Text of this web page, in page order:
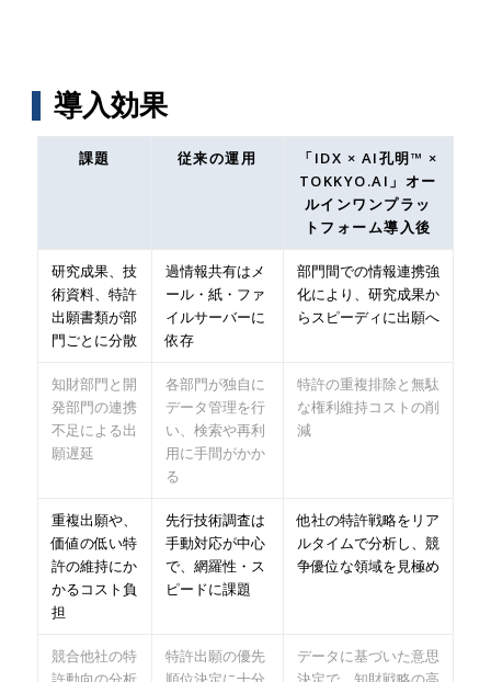
導入効果
課題 従来の運用
「IDX × AI孔明™ ×
TOKKYO.AI」オー
ルインワンプラッ
トフォーム導入後
研究成果、技
術資料、特許
出願書類が部
門ごとに分散
過情報共有はメ
ール・紙・ファ
イルサーバーに
依存
部門間での情報連携強
化により、研究成果か
らスピーディに出願へ
知財部門と開
発部門の連携
不足による出
願遅延
各部門が独自に
データ管理を行
い、検索や再利
用に手間がかか
る
特許の重複排除と無駄
な権利維持コストの削
減
重複出願や、
価値の低い特
許の維持にか
かるコスト負
担
先行技術調査は
手動対応が中心
で、網羅性・ス
ピードに課題
他社の特許戦略をリア
ルタイムで分析し、競
争優位な領域を見極め
競合他社の特
特許出願の優先
データに基づいた意思